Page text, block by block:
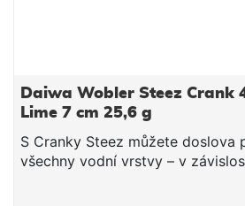
Daiwa Wobler Steez Crank
Lime 7 cm 25,6 g
S Cranky Steez můžete doslova
všechny vodní vrstvy – v
než 5m (model 500). Díky